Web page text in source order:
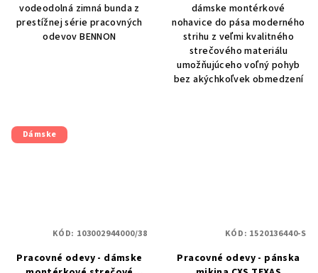
vodeodolná zimná bunda z
prestížnej série pracovných
odevov BENNON
dámske montérkové
nohavice do pása moderného
strihu z veľmi kvalitného
strečového materiálu
umožňujúceho voľný pohyb
bez akýchkoľvek obmedzení
Dámske
Pracovné odevy - dámske
KÓD: 103002944000/38
Pracovné odevy - pánska
KÓD: 1520136440-S